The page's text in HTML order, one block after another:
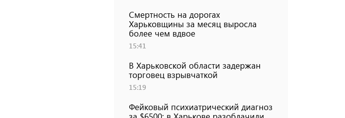
Смертность на дорогах
Харьковщины за месяц выросла
более чем вдвое
15:41
В Харьковской области задержан
торговец взрывчаткой
15:19
Фейковый психиатрический диагноз